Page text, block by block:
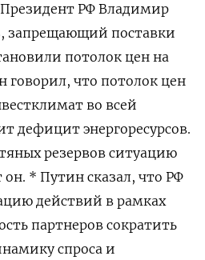
РФ Владимир
запрещающий поставки
потолок цен на
говорил, что потолок цен
во всей
дефицит энергоресурсов.
резервов ситуацию
он. * Путин сказал, что РФ
действий в рамках
партнеров сократить
спроса и